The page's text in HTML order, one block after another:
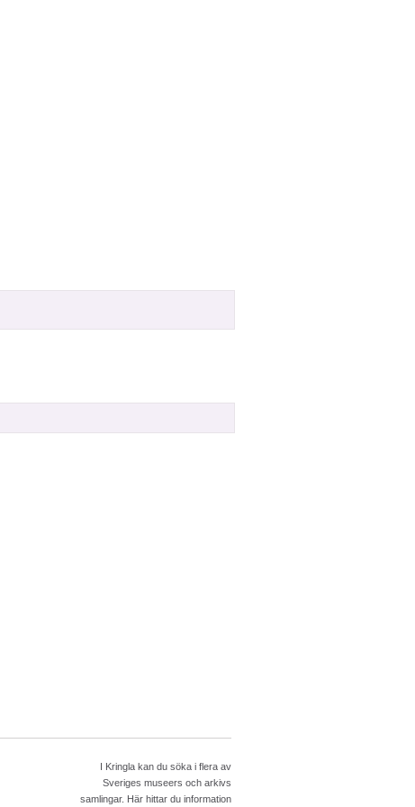
I Kringla kan du söka i flera av
Sveriges museers och arkivs
samlingar. Här hittar du information